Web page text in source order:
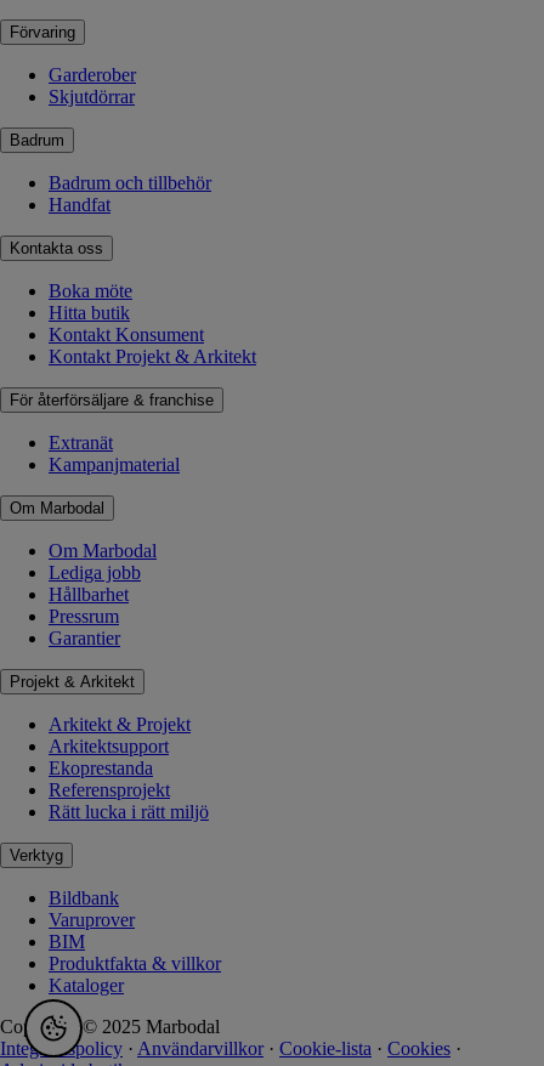
Förvaring
Garderober
Skjutdörrar
Badrum
Badrum och tillbehör
Handfat
Kontakta oss
Boka möte
Hitta butik
Kontakt Konsument
Kontakt Projekt & Arkitekt
För återförsäljare & franchise
Extranät
Kampanjmaterial
Om Marbodal
Om Marbodal
Lediga jobb
Hållbarhet
Pressrum
Garantier
Projekt & Arkitekt
Arkitekt & Projekt
Arkitektsupport
Ekoprestanda
Referensprojekt
Rätt lucka i rätt miljö
Verktyg
Bildbank
Varuprover
BIM
Produktfakta & villkor
Kataloger
Copyright © 2025 Marbodal
Integritetspolicy · Användarvillkor · Cookie-lista · Cookies ·